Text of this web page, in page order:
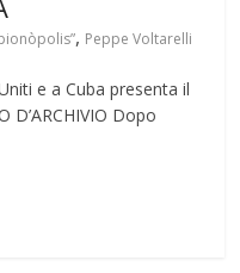
, Peppe Voltarelli
e a Cuba presenta il
D’ARCHIVIO Dopo